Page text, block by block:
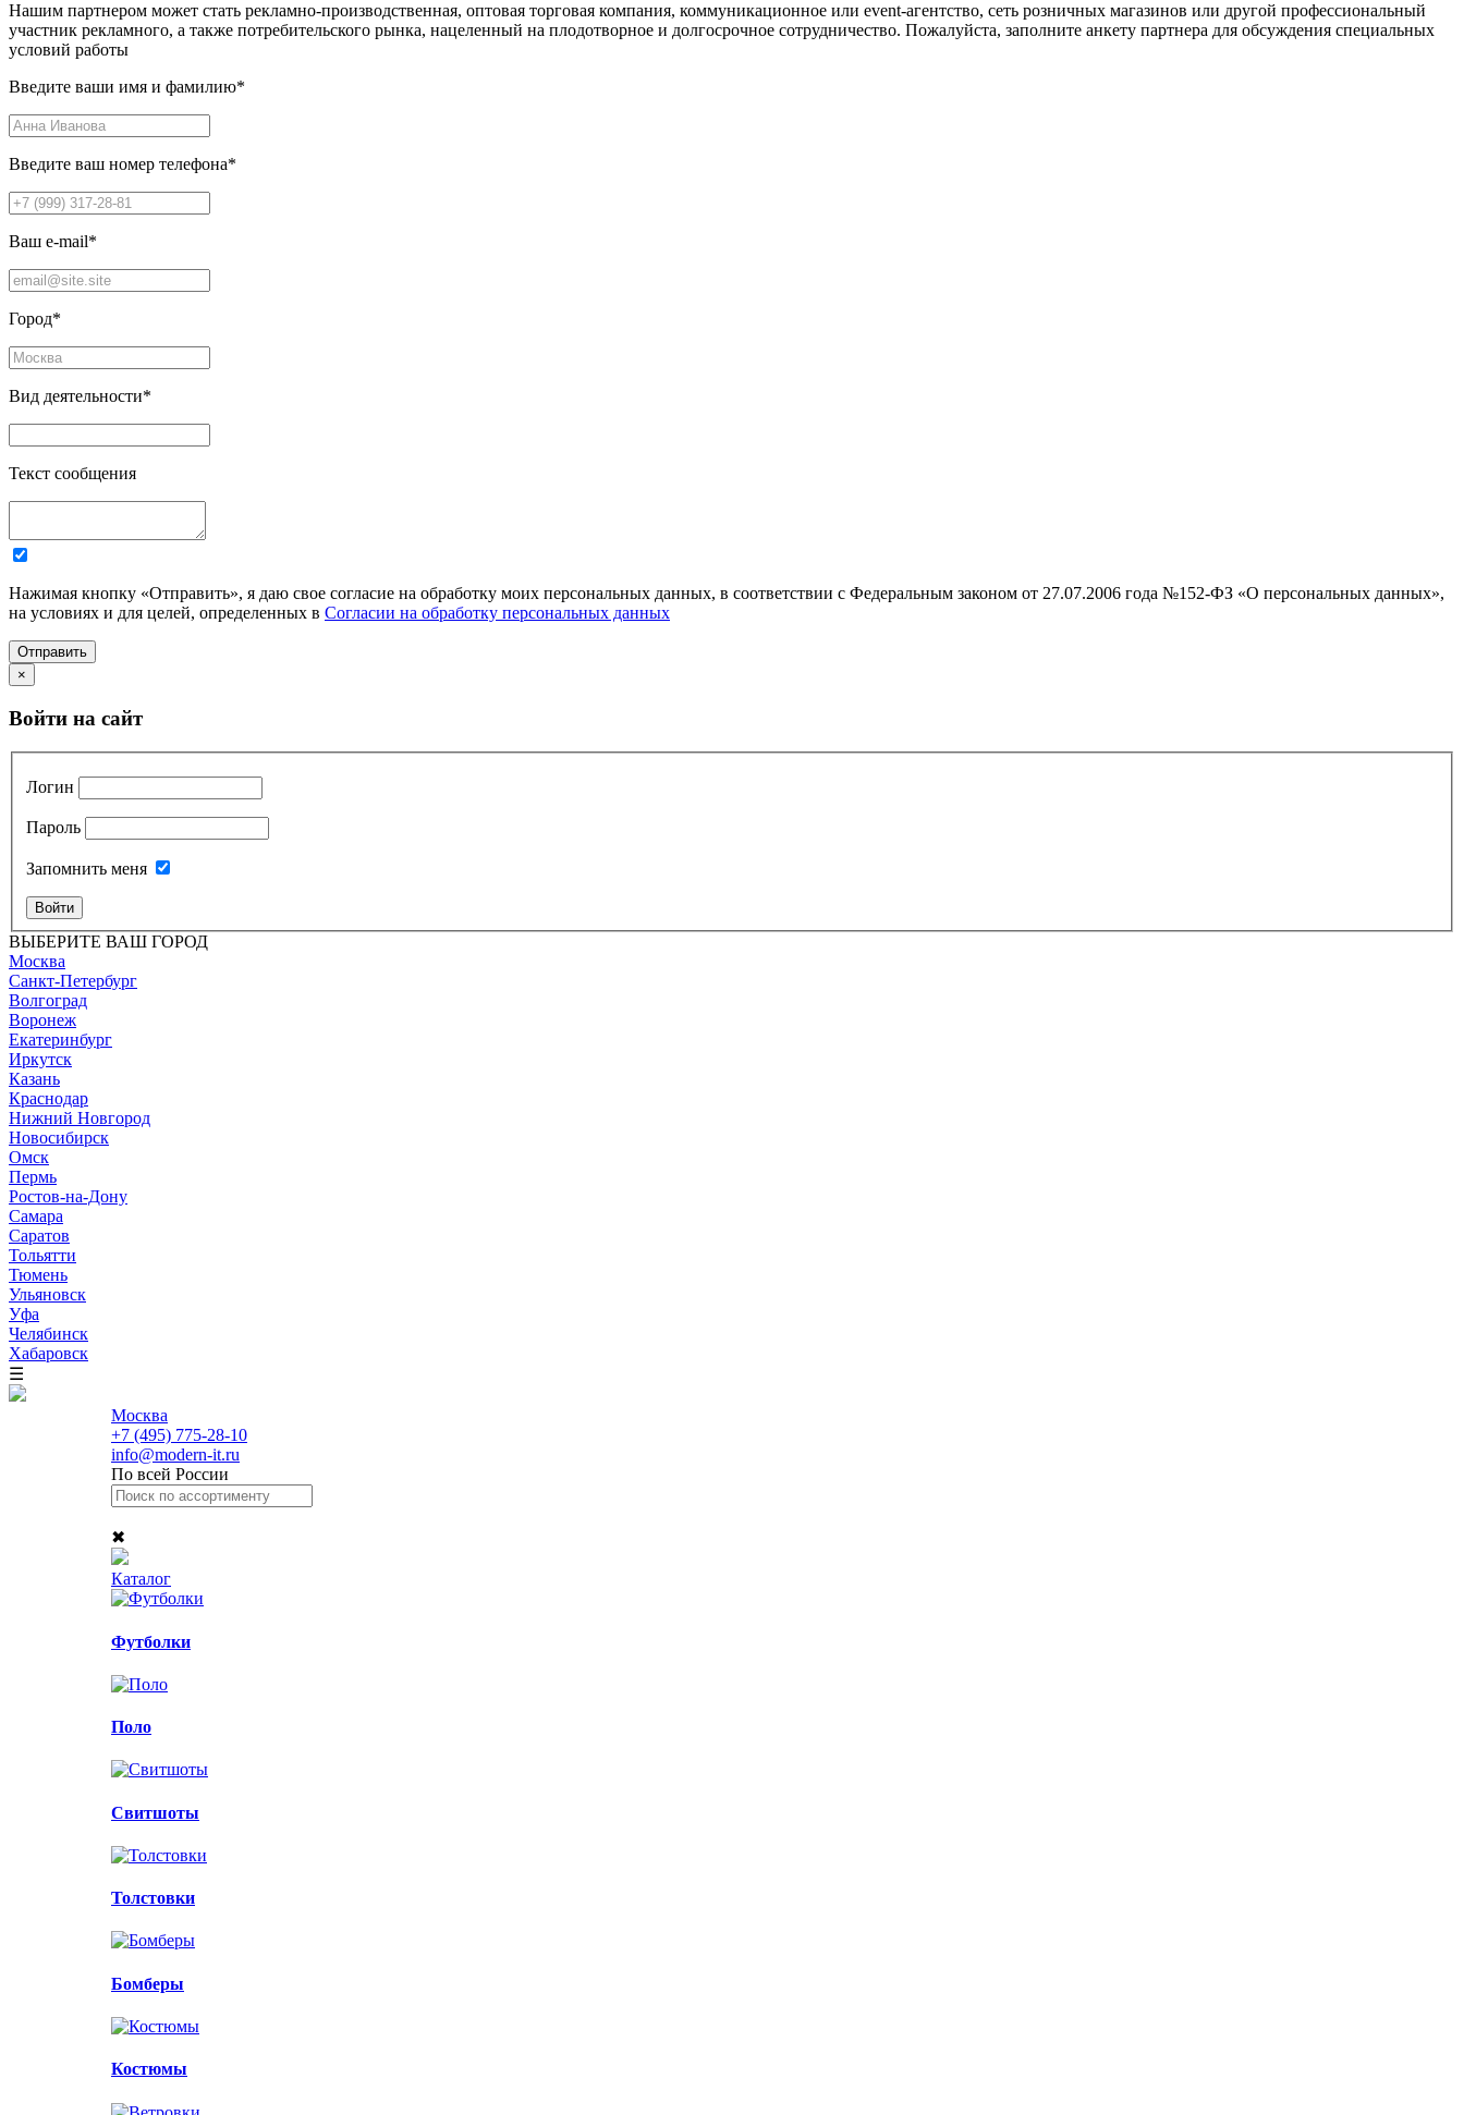
Нашим партнером может стать рекламно-производственная, оптовая торговая компания, коммуникационное или event-агентство, сеть розничных магазинов или другой профессиональный
участник рекламного, а также потребительского рынка, нацеленный на плодотворное и долгосрочное сотрудничество. Пожалуйста, заполните анкету партнера для обсуждения специальных
условий работы
Введите ваши имя и фамилию*
Введите ваш номер телефона*
Ваш e-mail*
Город*
Вид деятельности*
Текст сообщения
Нажимая кнопку «Отправить», я даю свое согласие на обработку моих персональных данных, в соответствии с Федеральным законом от 27.07.2006 года №152-ФЗ «О персональных данных»,
на условиях и для целей, определенных в Согласии на обработку персональных данных
Отправить
×
Войти на сайт
Логин
Пароль
Запомнить меня
Войти
ВЫБЕРИТЕ ВАШ ГОРОД
Москва
Санкт-Петербург
Волгоград
Воронеж
Екатеринбург
Иркутск
Казань
Краснодар
Нижний Новгород
Новосибирск
Омск
Пермь
Ростов-на-Дону
Самара
Саратов
Тольятти
Тюмень
Ульяновск
Уфа
Челябинск
Хабаровск
☰
Москва
+7 (495) 775-28-10
info@modern-it.ru
По всей России
✖
Каталог
Футболки
Поло
Свитшоты
Толстовки
Бомберы
Костюмы